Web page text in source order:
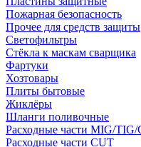
Пожарная безопасность
Прочее для средств защиты
Светофильтры
Стёкла к маскам сварщика
Фартуки
Хозтовары
Плиты бытовые
Жиклёры
Шланги поливочные
Расходные части MIG/
Расходные части CUT